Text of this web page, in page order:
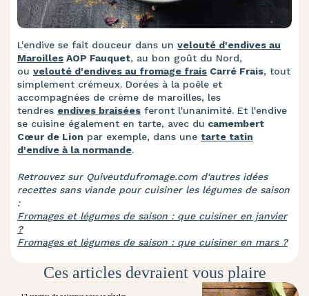
L'endive se fait douceur dans un velouté d'endives au
Maroilles AOP Fauquet, au bon goût du Nord,
ou velouté d'endives au fromage frais Carré Frais, tout
simplement crémeux. Dorées à la poêle et
accompagnées de crème de maroilles, les
tendres endives braisées feront l'unanimité. Et l'endive
se cuisine également en tarte, avec du camembert
Cœur de Lion par exemple, dans une tarte tatin
d'endive à la normande.
Retrouvez sur Quiveutdufromage.com d'autres idées
recettes sans viande pour cuisiner les légumes de saison
:
Fromages et légumes de saison : que cuisiner en janvier
?
Fromages et légumes de saison : que cuisiner en mars ?
Ces articles devraient vous plaire